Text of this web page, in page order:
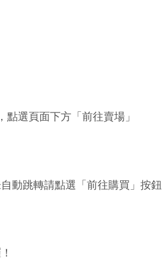
選頁面下方「前往賣場」
自動跳轉請點選「前往購買」按鈕